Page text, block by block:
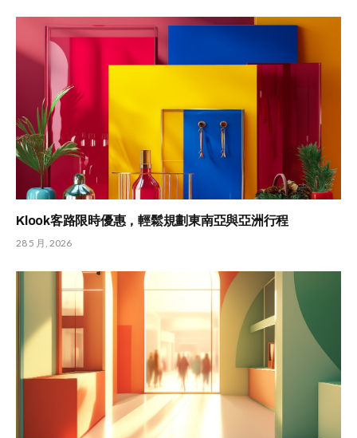
Klook客路限時優惠，輕鬆規劃東南亞與亞洲行程
28 5 月, 2026